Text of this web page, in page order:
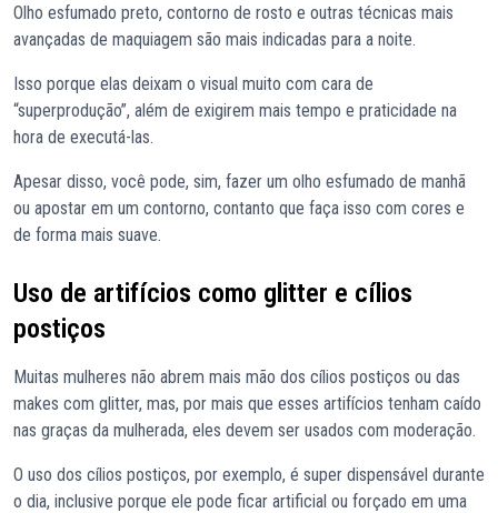
Olho esfumado preto, contorno de rosto e outras técnicas mais
avançadas de maquiagem são mais indicadas para a noite.
Isso porque elas deixam o visual muito com cara de
“superprodução”, além de exigirem mais tempo e praticidade na
hora de executá-las.
Apesar disso, você pode, sim, fazer um olho esfumado de manhã
ou apostar em um contorno, contanto que faça isso com cores e
de forma mais suave.
Uso de artifícios como glitter e cílios
postiços
Muitas mulheres não abrem mais mão dos cílios postiços ou das
makes com glitter, mas, por mais que esses artifícios tenham caído
nas graças da mulherada, eles devem ser usados com moderação.
O uso dos cílios postiços, por exemplo, é super dispensável durante
o dia, inclusive porque ele pode ficar artificial ou forçado em uma